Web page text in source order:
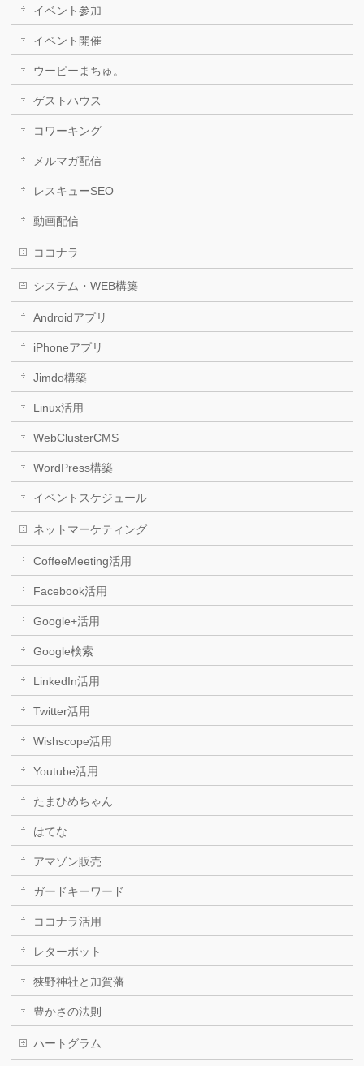
イベント参加
イベント開催
ウーピーまちゅ。
ゲストハウス
コワーキング
メルマガ配信
レスキューSEO
動画配信
ココナラ
システム・WEB構築
Androidアプリ
iPhoneアプリ
Jimdo構築
Linux活用
WebClusterCMS
WordPress構築
イベントスケジュール
ネットマーケティング
CoffeeMeeting活用
Facebook活用
Google+活用
Google検索
LinkedIn活用
Twitter活用
Wishscope活用
Youtube活用
たまひめちゃん
はてな
アマゾン販売
ガードキーワード
ココナラ活用
レターポット
狭野神社と加賀藩
豊かさの法則
ハートグラム